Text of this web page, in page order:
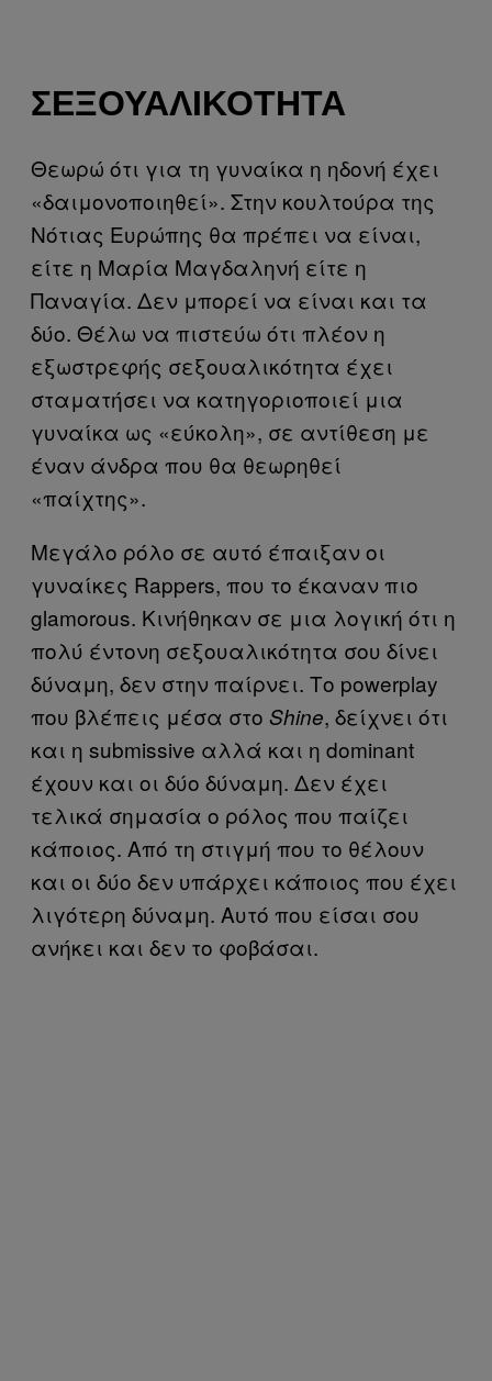
ΣΕΞΟΥΑΛΙΚΌΤΗΤΑ
Θεωρώ ότι για τη γυναίκα η ηδονή έχει
«δαιμονοποιηθεί». Στην κουλτούρα της
Νότιας Ευρώπης θα πρέπει να είναι,
είτε η Μαρία Μαγδαληνή είτε η
Παναγία. Δεν μπορεί να είναι και τα
δύο. Θέλω να πιστεύω ότι πλέον η
εξωστρεφής σεξουαλικότητα έχει
σταματήσει να κατηγοριοποιεί μια
γυναίκα ως «εύκολη», σε αντίθεση με
έναν άνδρα που θα θεωρηθεί
«παίχτης».
Μεγάλο ρόλο σε αυτό έπαιξαν οι
γυναίκες Rappers, που το έκαναν πιο
glamorous. Κινήθηκαν σε μια λογική ότι η
πολύ έντονη σεξουαλικότητα σου δίνει
δύναμη, δεν στην παίρνει. Το powerplay
που βλέπεις μέσα στο Shine, δείχνει ότι
και η submissive αλλά και η dominant
έχουν και οι δύο δύναμη. Δεν έχει
τελικά σημασία ο ρόλος που παίζει
κάποιος. Από τη στιγμή που το θέλουν
και οι δύο δεν υπάρχει κάποιος που έχει
λιγότερη δύναμη. Αυτό που είσαι σου
ανήκει και δεν το φοβάσαι.